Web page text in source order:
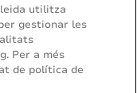
- Universitat de
utilitza
gestionar les
Per a més
de política de